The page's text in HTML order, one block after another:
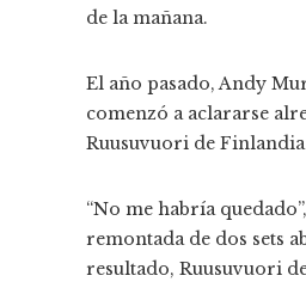
de la mañana.
El año pasado, Andy
comenzó a aclararse
Ruusuvuori de
“No me habría
remontada de dos sets
resultado, Ruusuvuori